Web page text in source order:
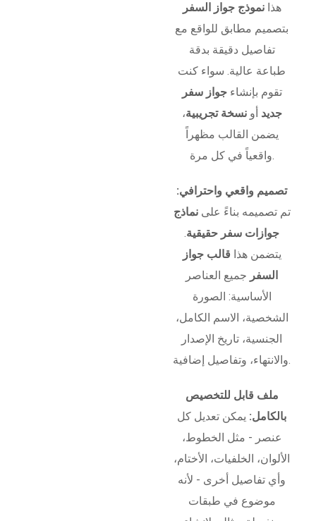
هذانموذج جواز السفر
بتصميم مطابق للواقع مع
تفاصيل دقيقة بدقة
طباعة عالية. سواء كنت
تقوم بإنشاءجواز سفر
جديد أونسخة تجريبية،
يضمن القالب مظهراً
واقعياً في كل مرة.
تصميم واقعي واحترافي:
تم تصميمه بناءً علىنماذج
جوازات سفر حقيقية.
يتضمن هذا قالب جواز
السفر جميع العناصر
الأساسية: الصورة
الشخصية، الاسم الكامل،
الجنسية، تاريخ الإصدار
والانتهاء، وتفاصيل إضافية.
ملف قابل للتخصيص
بالكامل: يمكن تعديل كل
عنصر - مثل الخطوط،
الألوان، الخلفيات، الأختام،
وأي تفاصيل أخرى - لأنه
موضوع في طبقات